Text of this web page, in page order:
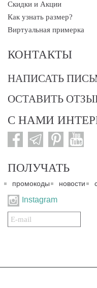
Скидки и Акции
Как узнать размер?
Виртуальная примерка
КОНТАКТЫ
НАПИСАТЬ
ОСТАВИТЬ
С НАМИ
ПОЛУЧАТЬ
промокоды новости
Instagram
Подписаться
на
собственностью "3 Карата ТМ" и